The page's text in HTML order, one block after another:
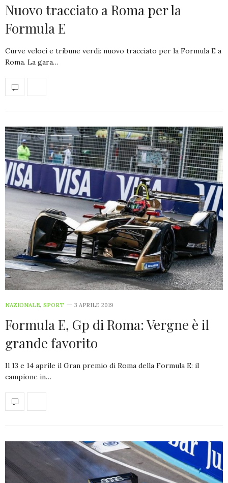
Nuovo tracciato a Roma per la
Formula E
Curve veloci e tribune verdi: nuovo tracciato per la Formula E a
Roma. La gara…
NAZIONALE, SPORT 3 APRILE 2019
Formula E, Gp di Roma: Vergne è il
grande favorito
Il 13 e 14 aprile il Gran premio di Roma della Formula E: il
campione in…